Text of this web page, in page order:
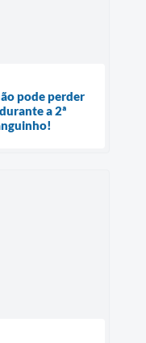
pode perder
a 2ª